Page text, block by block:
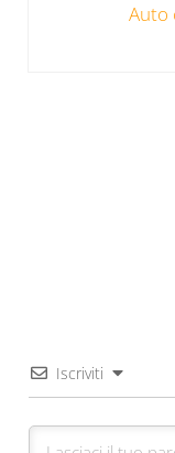
Auto
Iscriviti